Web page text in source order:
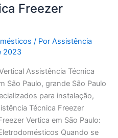
Freezer
/ PorAssistência
2023
Assistência Técnica
São Paulo, grande São Paulo
para instalação,
Técnica Freezer
Vertica em São Paulo:
Quando se